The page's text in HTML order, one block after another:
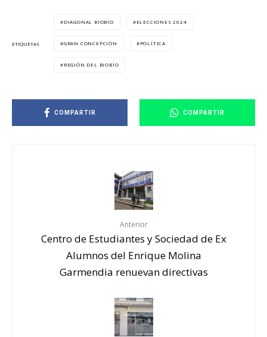
ETIQUETAS
DIAGONAL BIOBÍO ELECCIONES 2024
GRAN CONCEPCIÓN POLÍTICA
REGIÓN DEL BIOBÍO
COMPARTIR COMPARTIR
Anterior
Centro de Estudiantes y Sociedad de Ex
Alumnos del Enrique Molina
Garmendia renuevan directivas